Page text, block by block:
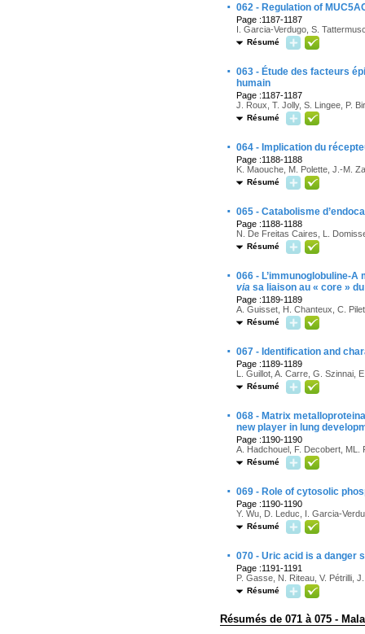
· 062 - Regulation of
Page :1187-1187
I. Garcia-Verdugo, S.
Résumé
· 063 - Étude des facteurs
humain
Page :1187-1187
J. Roux, T. Jolly, S. Lingee, P.
Résumé
· 064 - Implication du
Page :1188-1188
K. Maouche, M. Polette, J.-M.
Résumé
· 065 - Catabolisme
Page :1188-1188
N. De Freitas Caires, L.
Résumé
· 066 - L’immunoglobuline-
via sa liaison au « core »
Page :1189-1189
A. Guisset, H. Chanteux, C.
Résumé
· 067 - Identification and
Page :1189-1189
L. Guillot, A. Carre, G. Szinnai,
Résumé
· 068 - Matrix
new player in lung
Page :1190-1190
A. Hadchouel, F. Decobert,
Résumé
· 069 - Role of cytosolic
Page :1190-1190
Y. Wu, D. Leduc, I. Garcia-
Résumé
· 070 - Uric acid is a danger
Page :1191-1191
P. Gasse, N. Riteau, V. Pétrilli,
Résumé
Résumés de 071 à 075 -